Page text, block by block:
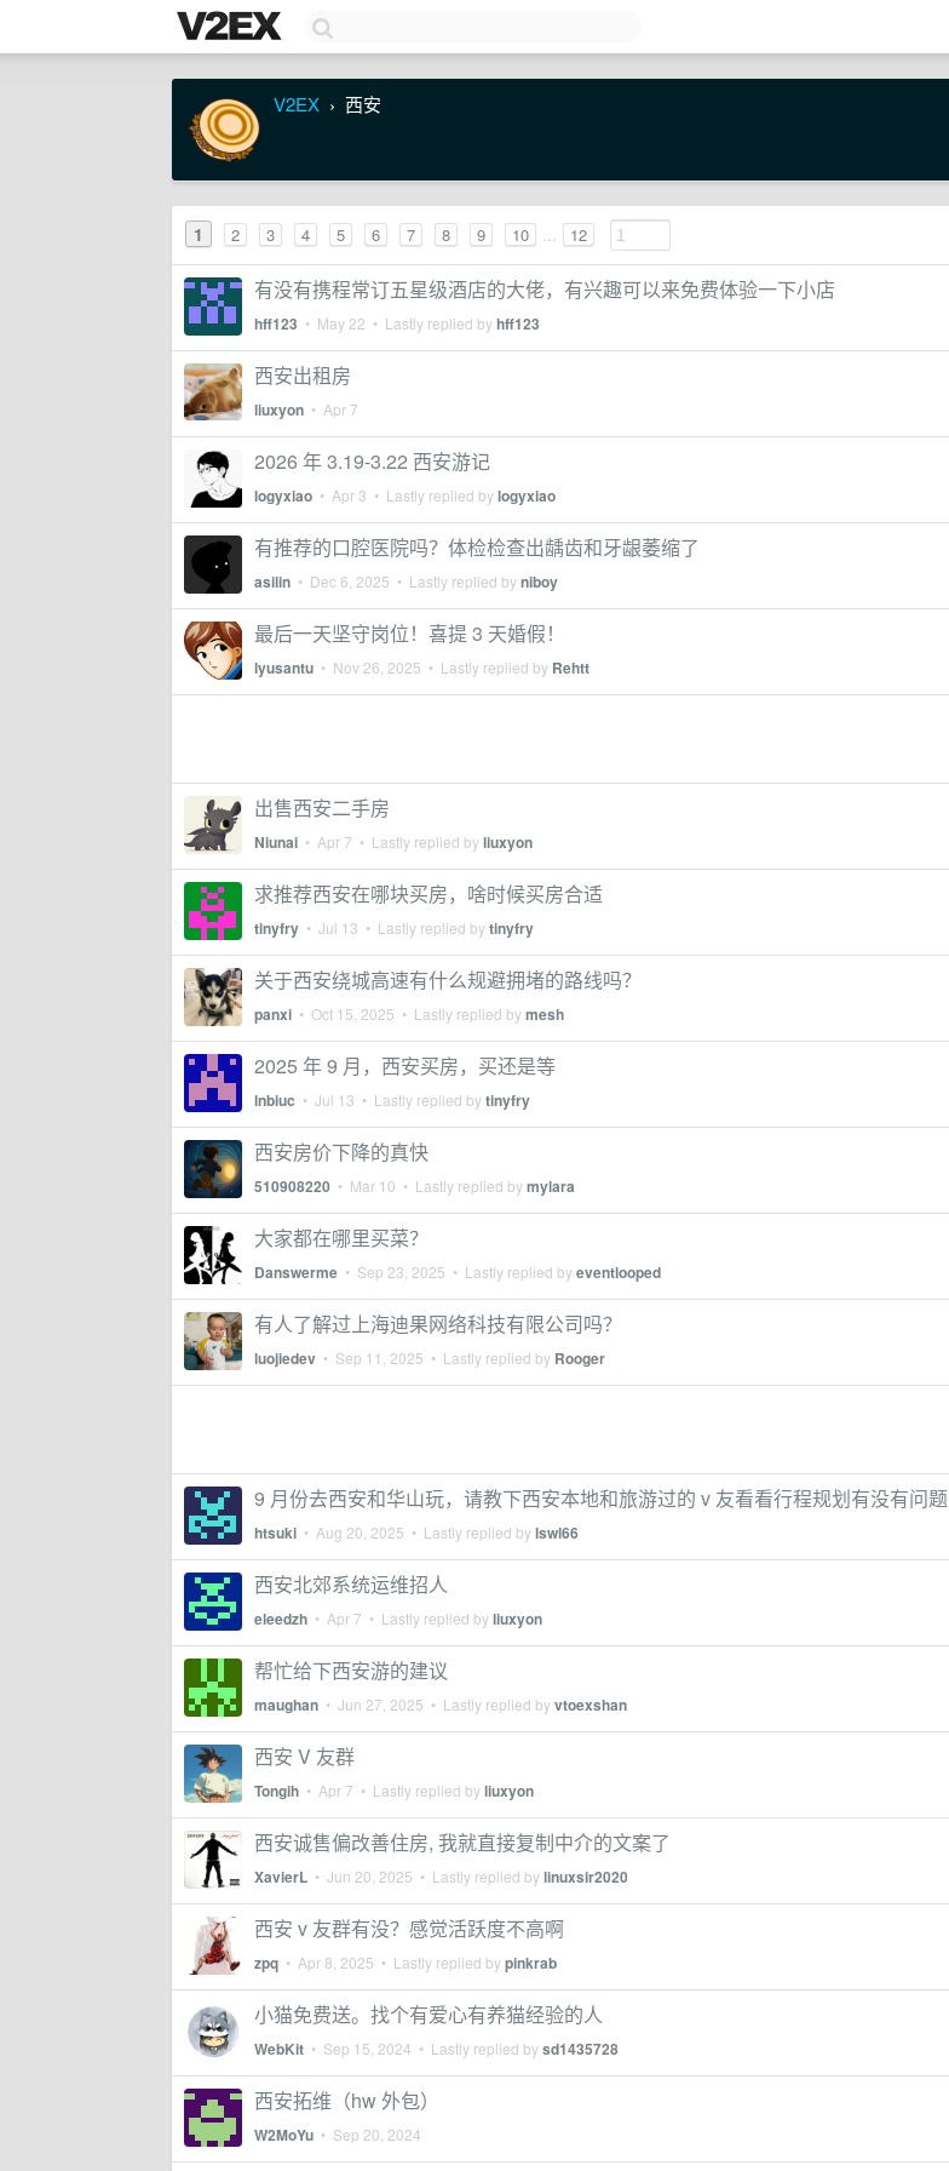
V2EX › 西安
1 2 3 4 5 6 7 8 9 10 ... 12
有没有携程常订五星级酒店的大佬，有兴趣可以来免费体验一下小店
hff123 • May 22 • Lastly replied byhff123
西安出租房
liuxyon • Apr 7
2026 年 3.19-3.22 西安游记
logyxiao • Apr 3 • Lastly replied bylogyxiao
有推荐的口腔医院吗？体检检查出龋齿和牙龈萎缩了
asilin • Dec 6, 2025 • Lastly replied byniboy
最后一天坚守岗位！喜提 3 天婚假！
lyusantu • Nov 26, 2025 • Lastly replied by Rehtt
出售西安二手房
Niunai • Apr 7 • Lastly replied byliuxyon
求推荐西安在哪块买房，啥时候买房合适
tinyfry • Jul 13 • Lastly replied bytinyfry
关于西安绕城高速有什么规避拥堵的路线吗？
panxi • Oct 15, 2025 • Lastly replied bymesh
2025 年 9 月，西安买房，买还是等
lnbiuc • Jul 13 • Lastly replied bytinyfry
西安房价下降的真快
510908220 • Mar 10 • Lastly replied bymylara
大家都在哪里买菜？
Danswerme • Sep 23, 2025 • Lastly replied byeventlooped
有人了解过上海迪果网络科技有限公司吗？
luojiedev • Sep 11, 2025 • Lastly replied by Rooger
9 月份去西安和华山玩，请教下西安本地和旅游过的 v 友看看行程规划有没有问题
htsuki • Aug 20, 2025 • Lastly replied bylswl66
西安北郊系统运维招人
eleedzh • Apr 7 • Lastly replied byliuxyon
帮忙给下西安游的建议
maughan • Jun 27, 2025 • Lastly replied byvtoexshan
西安 V 友群
Tongih • Apr 7 • Lastly replied byliuxyon
西安诚售偏改善住房, 我就直接复制中介的文案了
XavierL • Jun 20, 2025 • Lastly replied bylinuxsir2020
西安 v 友群有没？感觉活跃度不高啊
zpq • Apr 8, 2025 • Lastly replied bypinkrab
小猫免费送。找个有爱心有养猫经验的人
WebKit • Sep 15, 2024 • Lastly replied bysd1435728
西安拓维（hw 外包）
W2MoYu • Sep 20, 2024